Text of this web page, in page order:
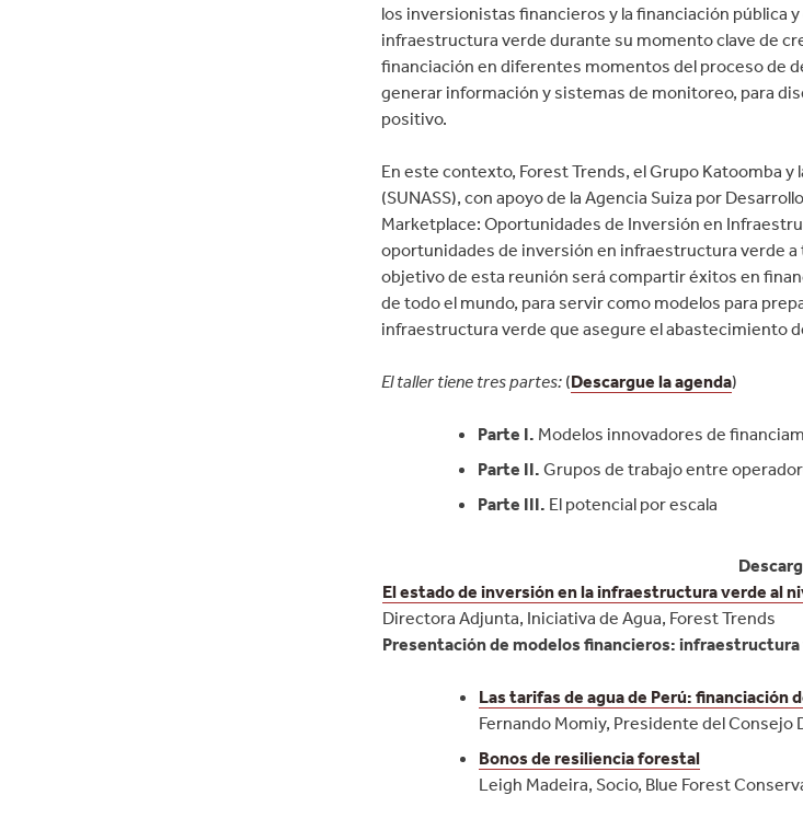
los inversionistas financieros y la financiación pública
infraestructura verde durante su momento clave de
financiación en diferentes momentos del proceso de
generar información y sistemas de monitoreo, para
positivo.
En este contexto, Forest Trends, el Grupo Katoomba
(SUNASS), con apoyo de la Agencia Suiza por
Marketplace: Oportunidades de Inversión en
oportunidades de inversión en infraestructura verde
objetivo de esta reunión será compartir éxitos en
de todo el mundo, para servir como modelos para
infraestructura verde que asegure el abastecimiento
El taller tiene tres partes: (Descargue la agenda)
Parte I. Modelos innovadores de
Parte II. Grupos de trabajo entre
Parte III. El potencial por escala
El estado de inversión en la infraestructura verde al
Directora Adjunta, Iniciativa de Agua, Forest Trends
Presentación de modelos financieros: infraestructura
Las tarifas de agua de Perú: financiación
Fernando Momiy, Presidente del Consejo
Bonos de resiliencia forestal
Leigh Madeira, Socio, Blue Forest